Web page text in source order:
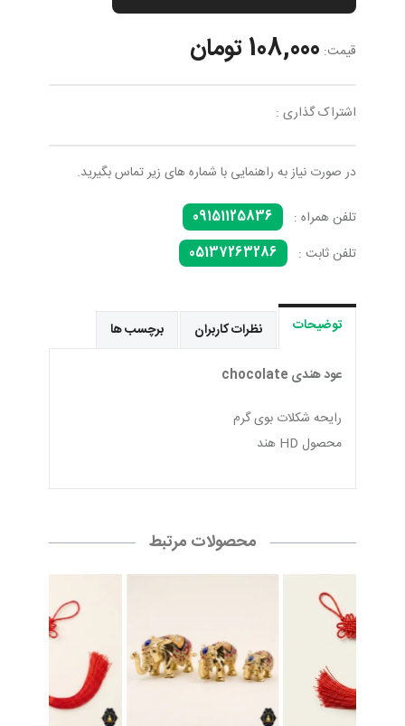
قیمت: 108,000 تومان
اشتراک گذاری :
در صورت نیاز به راهنمایی با شماره های زیر تماس بگیرید.
تلفن همراه :
09151125836
تلفن ثابت :
05137263286
توضیحات نظرات کاربران برچسب ها
عود هندی chocolate
رایحه شکلات بوی گرم
محصول HD هند
محصولات مرتبط